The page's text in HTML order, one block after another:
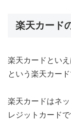
楽天カード
楽天カードとい
という楽天カー
楽天カードはネ
レジットカードで